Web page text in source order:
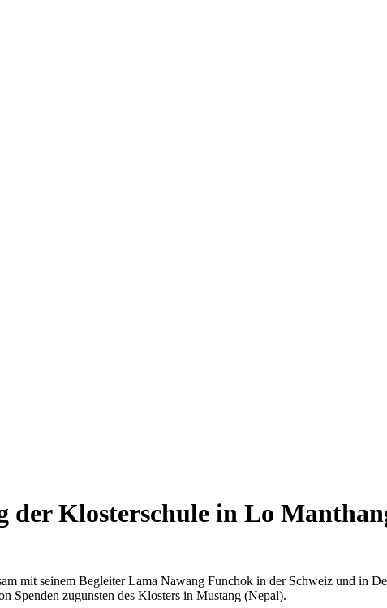
der Klosterschule in Lo
mit seinem Begleiter Lama Nawang Funchok in der Schweiz und in
Spenden zugunsten des Klosters in Mustang (Nepal).